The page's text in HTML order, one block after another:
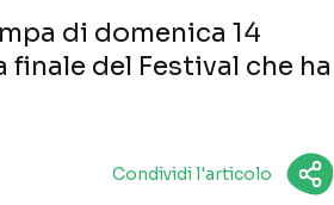
di domenica 14
del Festival che ha
Condividi l'articolo